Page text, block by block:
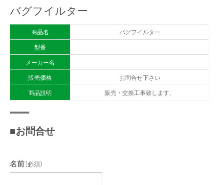
バグフイルター
商品名 バグフイルター
型番
メーカー名
販売価格 お問合せ下さい
商品説明 販売・交換工事致します。
■お問合せ
名前(必須)